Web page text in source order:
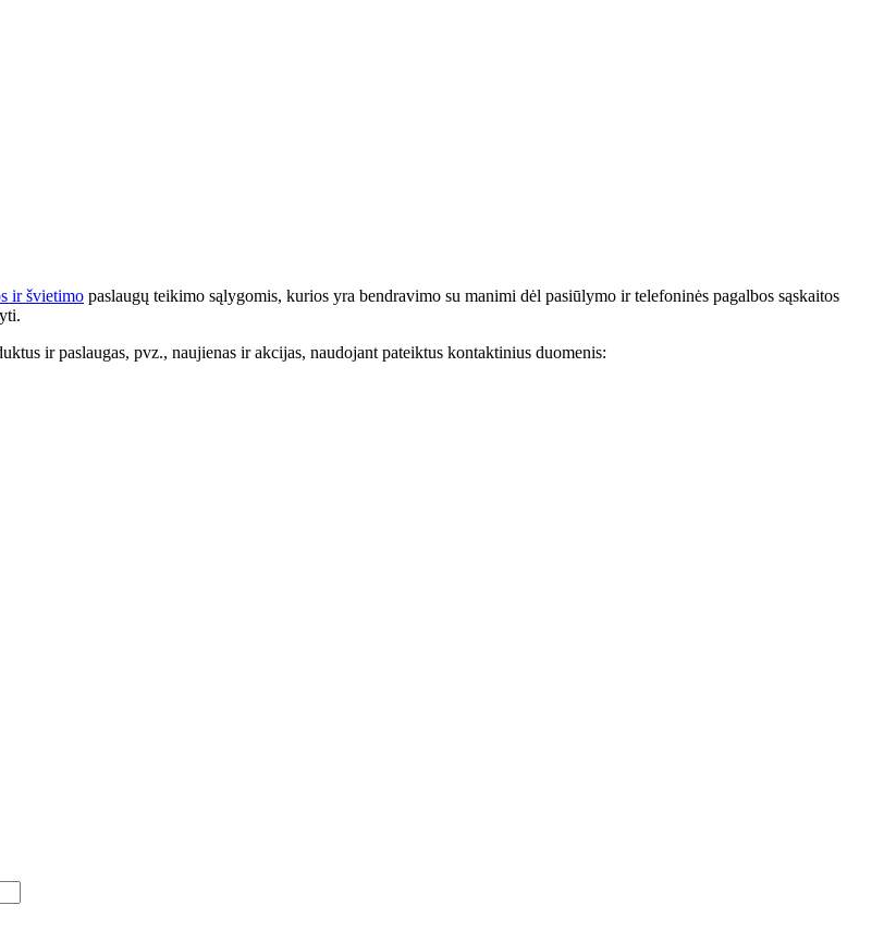
ir švietimo paslaugų teikimo sąlygomis, kurios yra bendravimo su manimi dėl pasiūlymo ir telefoninės pagalbos sąskaitos
ir paslaugas, pvz., naujienas ir akcijas, naudojant pateiktus kontaktinius duomenis: